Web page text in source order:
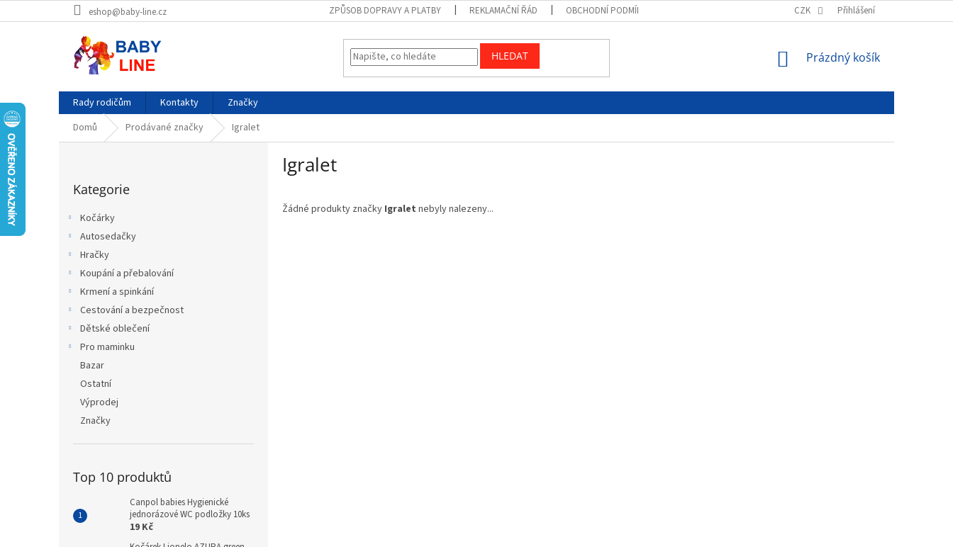
na
eshop@baby-line.cz ZPŮSOB DOPRAVY A PLATBY REKLAMAČNÍ ŘÁD OBCHODNÍ PODMÍNKY PODMÍNKY OCHRANY OSOBNÍCH ÚDAJŮ
CZK Přihlášení
HLEDAT
NÁKUPNÍ
Prázdný košík
Rady rodičům Kontakty
Značky
Domů
Prodávané značky Igralet
kategorie
Kategorie
Kočárky
Autosedačky
Hračky
Koupání a přebalování
Krmení a spinkání
Cestování a bezpečnost
Dětské oblečení
Pro maminku
Bazar
Ostatní
Výprodej
Značky
Top 10 produktů
Canpol babies Hygienické
jednorázové WC podložky 10ks
19 Kč
Igralet
Žádné produkty značky Igralet nebyly nalezeny...